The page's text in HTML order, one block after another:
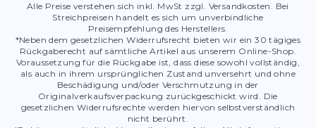
Alle Preise verstehen sich inkl. MwSt zzgl. Versandkosten. Bei
Streichpreisen handelt es sich um unverbindliche
Preisempfehlung des Herstellers.
*Neben dem gesetzlichen Widerrufsrecht bieten wir ein 30 tägiges
Rückgaberecht auf sämtliche Artikel aus unserem Online-Shop.
Voraussetzung für die Rückgabe ist, dass diese sowohl vollständig,
als auch in ihrem ursprünglichen Zustand unversehrt und ohne
Beschädigung und/oder Verschmutzung in der
Originalverkaufsverpackung zurückgeschickt wird. Die
gesetzlichen Widerrufsrechte werden hiervon selbstverständlich
nicht berührt.